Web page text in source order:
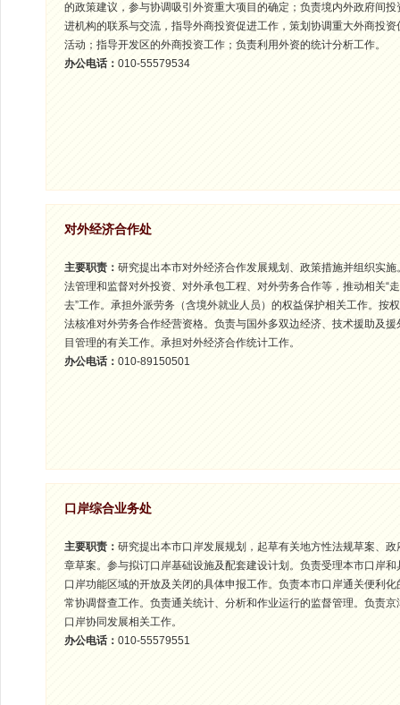
的政策建议，参与协调吸引外资重大项目的确定；负责境内外政府间投
进机构的联系与交流，指导外商投资促进工作，策划协调重大外商投资
活动；指导开发区的外商投资工作；负责利用外资的统计分析工作。
办公电话： 010-55579534
对外经济合作处
主要职责： 研究提出本市对外经济合作发展规划、政策措施并组织实施
法管理和监督对外投资、对外承包工程、对外劳务合作等，推动相关“
去”工作。承担外派劳务（含境外就业人员）的权益保护相关工作。按
法核准对外劳务合作经营资格。负责与国外多双边经济、技术援助及援
目管理的有关工作。承担对外经济合作统计工作。
办公电话： 010-89150501
口岸综合业务处
主要职责： 研究提出本市口岸发展规划，起草有关地方性法规草案、政
章草案。参与拟订口岸基础设施及配套建设计划。负责受理本市口岸和
口岸功能区域的开放及关闭的具体申报工作。负责本市口岸通关便利化
常协调督查工作。负责通关统计、分析和作业运行的监督管理。负责京
口岸协同发展相关工作。
办公电话： 010-55579551